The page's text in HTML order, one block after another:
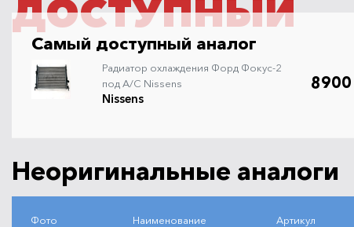
ДОСТУПНЫЙ
Самый доступный аналог
Радиатор охлаждения Форд Фокус-2
под A/C Nissens
Nissens
8900
Неоригинальные аналоги
Фото Наименование Артикул